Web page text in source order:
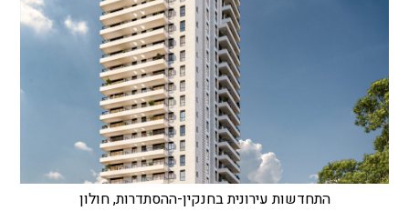
התחדשות עירונית בחנקין-ההסתדרות, חולון